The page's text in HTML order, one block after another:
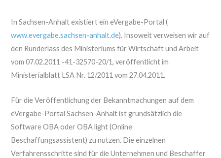
In Sachsen-Anhalt existiert ein eVergabe-Portal (
www.evergabe.sachsen-anhalt.de). Insoweit verweisen wir auf
den Runderlass des Ministeriums für Wirtschaft und Arbeit
vom 07.02.2011 -41-32570-20/1, veröffentlicht im
Ministerialblatt LSA Nr. 12/2011 vom 27.04.2011.
Für die Veröffentlichung der Bekanntmachungen auf dem
eVergabe-Portal Sachsen-Anhalt ist grundsätzlich die
Software OBA oder OBA light (Online
Beschaffungsassistent) zu nutzen. Die einzelnen
Verfahrensschritte sind für die Unternehmen und Beschaffer